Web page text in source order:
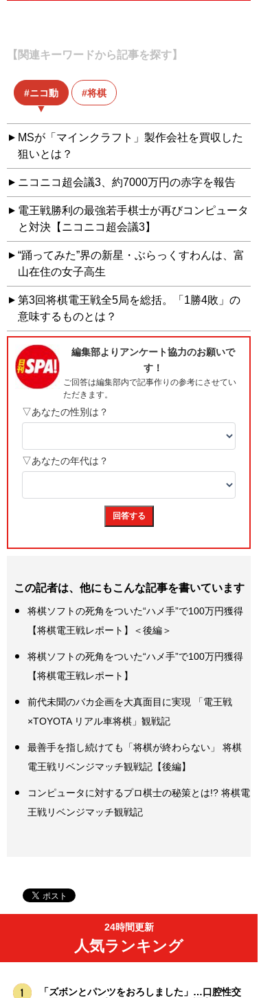
【関連キーワードから記事を探す】
ニコ動 将棋
MSが「マインクラフト」製作会社を買収した
狙いとは？
ニコニコ超会議3、約7000万円の赤字を報告
電王戦勝利の最強若手棋士が再びコンピュータ
と対決【ニコニコ超会議3】
“踊ってみた”界の新星・ぶらっくすわんは、富
山在住の女子高生
第3回将棋電王戦全5局を総括。「1勝4敗」の
意味するものとは？
この記者は、他にもこんな記事を書いています
将棋ソフトの死角をついた“ハメ手”で100万円獲得
【将棋電王戦レポート】＜後編＞
将棋ソフトの死角をついた“ハメ手”で100万円獲得
【将棋電王戦レポート】
前代未聞のバカ企画を大真面目に実現 「電王戦
×TOYOTA リアル車将棋」観戦記
最善手を指し続けても「将棋が終わらない」 将棋
電王戦リベンジマッチ観戦記【後編】
コンピュータに対するプロ棋士の秘策とは!? 将棋電
王戦リベンジマッチ観戦記
24時間更新
人気ランキング
「ズボンとパンツをおろしました」…口腔性交